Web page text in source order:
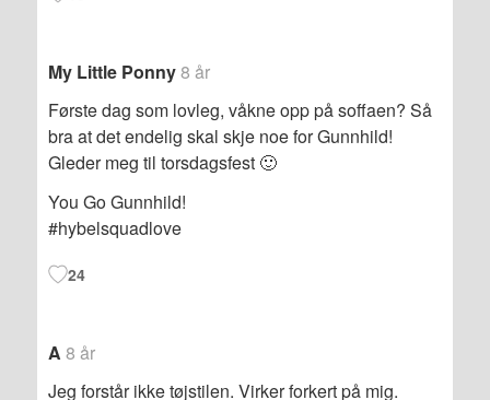
My Little Ponny8 år
Første dag som lovleg, våkne opp på soffaen? Så
bra at det endelig skal skje noe for Gunnhild!
Gleder meg til torsdagsfest 🙂
You Go Gunnhild!
#hybelsquadlove
24
A 8 år
Jeg forstår ikke tøjstilen. Virker forkert på mig.